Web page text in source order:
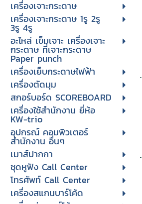
เครื่องเจาะกระดาษ
เครื่องเจาะกระดาษ 1รู 2รู
3รู 4รู
อะไหล่ เข็มเจาะ เครื่องเจาะ
กระดาษ ที่เจาะกระดาษ
Paper punch
เครื่องเย็บกระดาษไฟฟ้า
เครื่องตัดมุม
สกอร์บอร์ด SCOREBOARD
เครื่องใช้สำนักงาน ยี่ห้อ
KW-trio
อุปกรณ์ คอมพิวเตอร์
สำนักงาน อื่นๆ
เมาส์ปากกา
ชุดหูฟัง Call Center
โทรศัพท์ Call Center
เครื่องสแกนบาร์โค้ด